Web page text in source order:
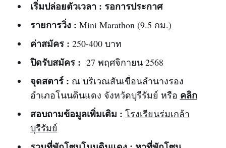
เริ่มปล่อยตัวเวลา : รอการประกาศ
รายการวิ่ง : Mini Marathon (9.5 กม.)
ค่าสมัคร : 250-400 บาท
ปิดรับสมัคร : 27 พฤศจิกายน 2568
จุดสตาร์ : ณ บริเวณสันเขื่อนลำนางรอง
อำเภอโนนดินแดง จังหวัดบุรีรัมย์ หรือ คลิก
สอบถามข้อมูลเพิ่มเติม : โรงเรียนร่มเกล้า
บุรีรัมย์